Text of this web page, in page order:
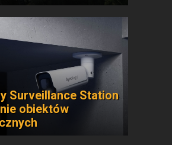
Surveillance Station
obiektów